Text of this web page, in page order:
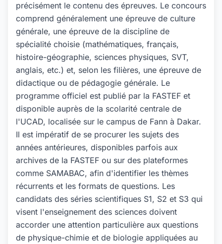
précisément le contenu des épreuves. Le concours
comprend généralement une épreuve de culture
générale, une épreuve de la discipline de
spécialité choisie (mathématiques, français,
histoire-géographie, sciences physiques, SVT,
anglais, etc.) et, selon les filières, une épreuve de
didactique ou de pédagogie générale. Le
programme officiel est publié par la FASTEF et
disponible auprès de la scolarité centrale de
l'UCAD, localisée sur le campus de Fann à Dakar.
Il est impératif de se procurer les sujets des
années antérieures, disponibles parfois aux
archives de la FASTEF ou sur des plateformes
comme SAMABAC, afin d'identifier les thèmes
récurrents et les formats de questions. Les
candidats des séries scientifiques S1, S2 et S3 qui
visent l'enseignement des sciences doivent
accorder une attention particulière aux questions
de physique-chimie et de biologie appliquées au